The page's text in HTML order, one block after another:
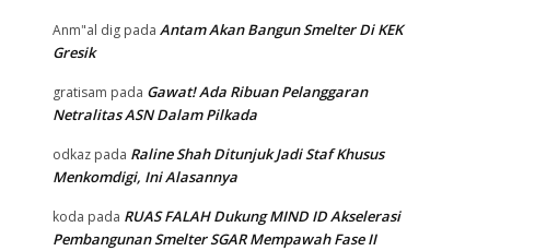
Anm"al dig pada Antam Akan Bangun Smelter Di KEK
Gresik
gratisam pada Gawat! Ada Ribuan Pelanggaran
Netralitas ASN Dalam Pilkada
odkaz pada Raline Shah Ditunjuk Jadi Staf Khusus
Menkomdigi, Ini Alasannya
koda pada RUAS FALAH Dukung MIND ID Akselerasi
Pembangunan Smelter SGAR Mempawah Fase II